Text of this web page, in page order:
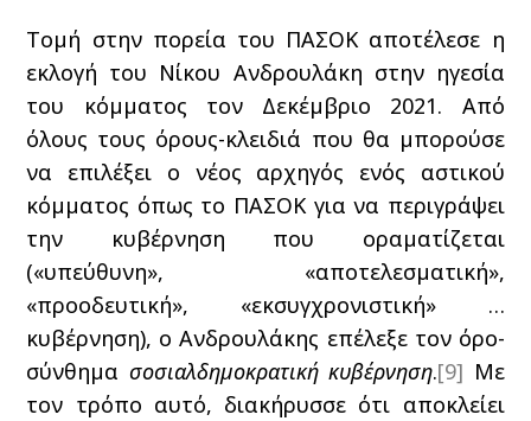
Τομή στην πορεία του ΠΑΣΟΚ αποτέλεσε η
εκλογή του Νίκου Ανδρουλάκη στην ηγεσία
του κόμματος τον Δεκέμβριο 2021. Από
όλους τους όρους-κλειδιά που θα μπορούσε
να επιλέξει ο νέος αρχηγός ενός αστικού
κόμματος όπως το ΠΑΣΟΚ για να περιγράψει
την κυβέρνηση που οραματίζεται
(«υπεύθυνη», «αποτελεσματική»,
«προοδευτική», «εκσυγχρονιστική» …
κυβέρνηση), ο Ανδρουλάκης επέλεξε τον όρο-
σύνθημα σοσιαλδημοκρατική κυβέρνηση.[9] Με
τον τρόπο αυτό, διακήρυσσε ότι αποκλείει